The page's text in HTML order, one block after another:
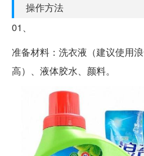
操作方法
01、
准备材料：洗衣液（建议使用
高）、液体胶水、颜料。